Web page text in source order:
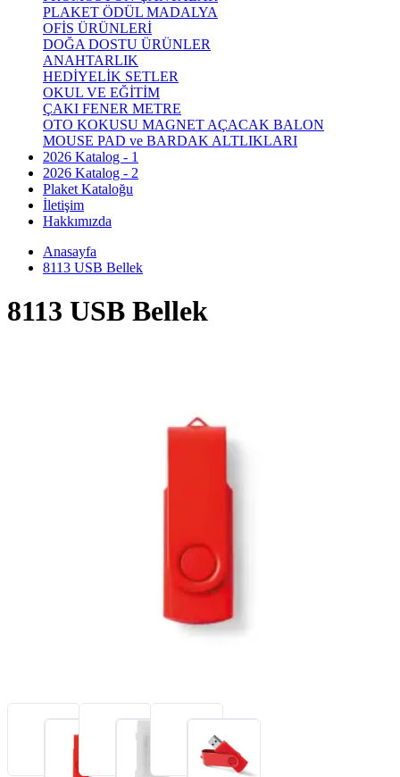
PLAKET ÖDÜL MADALYA
OFİS ÜRÜNLERİ
DOĞA DOSTU ÜRÜNLER
ANAHTARLIK
HEDİYELİK SETLER
OKUL VE EĞİTİM
ÇAKI FENER METRE
OTO KOKUSU MAGNET AÇACAK BALON
MOUSE PAD ve BARDAK ALTLIKLARI
2026 Katalog - 1
2026 Katalog - 2
Plaket Kataloğu
İletişim
Hakkımızda
Anasayfa
8113 USB Bellek
8113 USB Bellek